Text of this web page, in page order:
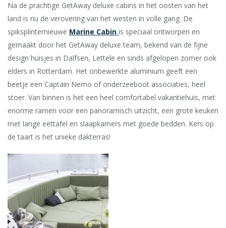
Na de prachtige GetAway deluxe cabins in het oosten van het
land is nu de verovering van het westen in volle gang. De
spiksplinternieuwe Marine Cabin is speciaal ontworpen en
gemaakt door het GetAway deluxe team, bekend van de fijne
design huisjes in Dalfsen, Lettele en sinds afgelopen zomer ook
elders in Rotterdam. Het onbewerkte aluminium geeft een
beetje een Captain Nemo of onderzeeboot associaties, heel
stoer. Van binnen is het een heel comfortabel vakantiehuis, met
enorme ramen voor een panoramisch uitzicht, een grote keuken
met lange eettafel en slaapkamers met goede bedden. Kers op
de taart is het unieke dakterras!